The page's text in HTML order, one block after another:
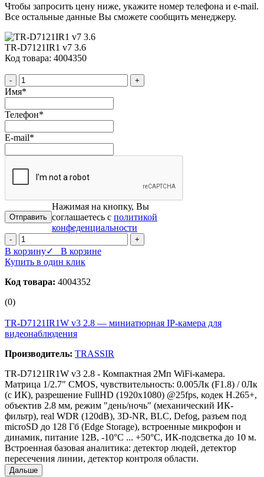
Чтобы запросить цену ниже, укажите номер телефона и e-mail.
Все остальные данные Вы сможете сообщить менеджеру.
TR-D7121IR1 v7 3.6
Код товара: 4004350
- +
Имя*
Телефон*
E-mail*
Нажимая на кнопку, Вы
соглашаетесь с политикой
конфеденциальности
- +
В корзину✓ В корзине
Купить в один клик
Код товара: 4004352
(0)
TR-D7121IR1W v3 2.8 — миниатюрная IP‑камера для
видеонаблюдения
Производитель: TRASSIR
TR-D7121IR1W v3 2.8 - Компактная 2Мп WiFi-камера.
Матрица 1/2.7" CMOS, чувствительность: 0.005Лк (F1.8) / 0Лк
(с ИК), разрешение FullHD (1920x1080) @25fps, кодек H.265+,
объектив 2.8 мм, режим "день/ночь" (механический ИК-
фильтр), real WDR (120dB), 3D-NR, BLC, Defog, разъем под
microSD до 128 Гб (Edge Storage), встроенные микрофон и
динамик, питание 12В, -10°C ... +50°C, ИК-подсветка до 10 м.
Встроенная базовая аналитика: детектор людей, детектор
пересечения линии, детектор контроля области.
Дальше